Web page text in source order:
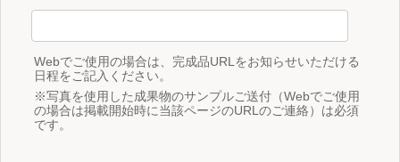
Webでご使用の場合は、完成品URLをお知らせいただける
日程をご記入ください。
※写真を使用した成果物のサンプルご送付（Webでご使用
の場合は掲載開始時に当該ページのURLのご連絡）は必須
です。